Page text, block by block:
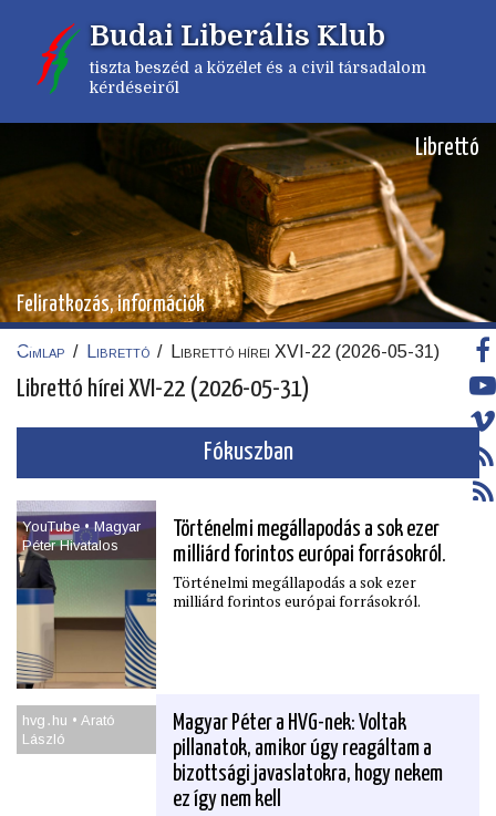
tartalomra
Budai Liberális Klub
tiszta beszéd a közélet és a civil társadalom
kérdéseiről
Librettó
Feliratkozás, információk
Címlap / Librettó / Librettó hírei XVI-22 (2026-05-31)
Librettó hírei XVI-22 (2026-05-31)
Fókuszban
YouTube • Magyar
Péter Hivatalos
Történelmi megállapodás a sok ezer
milliárd forintos európai forrásokról.
Történelmi megállapodás a sok ezer
milliárd forintos európai forrásokról.
hvg․hu • Arató
László
Magyar Péter a HVG-nek: Voltak
pillanatok, amikor úgy reagáltam a
bizottsági javaslatokra, hogy nekem
ez így nem kell